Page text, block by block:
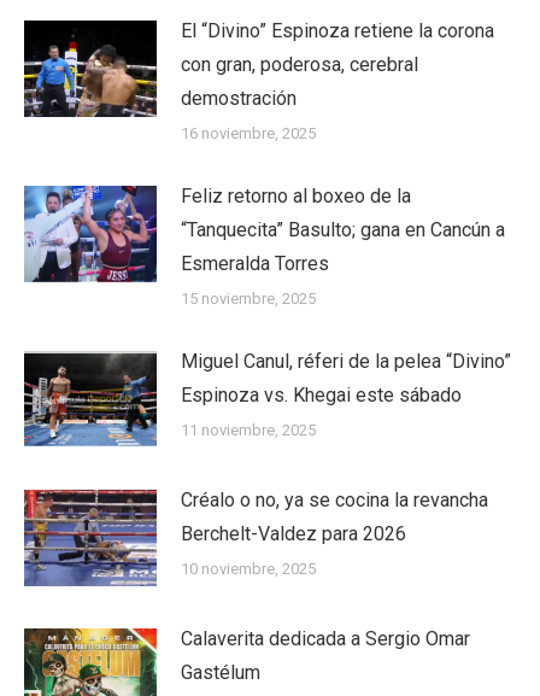
El “Divino” Espinoza retiene la corona
con gran, poderosa, cerebral
demostración
16 noviembre, 2025
Feliz retorno al boxeo de la
“Tanquecita” Basulto; gana en Cancún a
Esmeralda Torres
15 noviembre, 2025
Miguel Canul, réferi de la pelea “Divino”
Espinoza vs. Khegai este sábado
11 noviembre, 2025
Créalo o no, ya se cocina la revancha
Berchelt-Valdez para 2026
10 noviembre, 2025
Calaverita dedicada a Sergio Omar
Gastélum